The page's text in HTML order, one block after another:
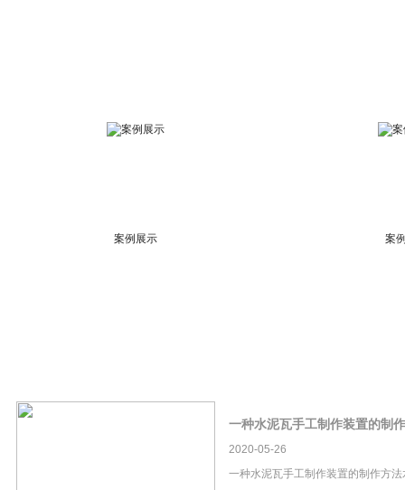
案例展示 案
一种水泥瓦手工制作装置的制
2020-05-26
一种水泥瓦手工制作装置的制作方